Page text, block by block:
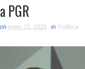
PGR
on maio 22, 2025 in Política